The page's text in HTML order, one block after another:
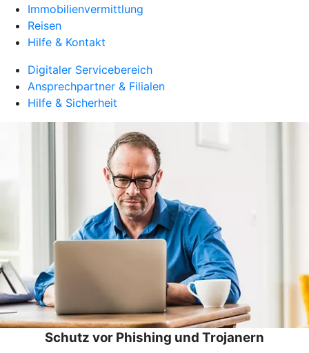
Immobilienvermittlung
Reisen
Hilfe & Kontakt
Digitaler Servicebereich
Ansprechpartner & Filialen
Hilfe & Sicherheit
Schutz vor Phishing und Trojanern